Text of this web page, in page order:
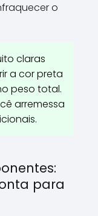
o
claras
a cor preta
peso total.
arremessa
para